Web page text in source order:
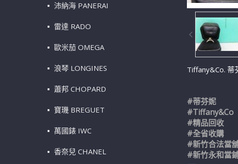
沛納海 PANERAI
雷達 RADO
歐米茄 OMEGA
浪琴 LONGINES
蕭邦 CHOPARD
寶璣 BREGUET
萬國錶 IWC
香奈兒 CHANEL
Tiffany&Co.
#蒂芬妮
#Tiffany&Co
#精品回收
#全省收購
#新竹合法當
#新竹永和當